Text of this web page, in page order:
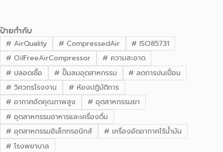
ป้ายกำกับ
# AirQuality # CompressedAir # ISO85731
# OilFreeAirCompressor # ความสะอาด
# ปลอดเชื้อ # ปั๊มลมอุตสาหกรรม # ลดการปนเปื้อน
# วิศวกรโรงงาน # ห้องปฏิบัติการ
# อากาศอัดคุณภาพสูง # อุตสาหกรรมยา
# อุตสาหกรรมอาหารและเครื่องดื่ม
# อุตสาหกรรมอิเล็กทรอนิกส์ # เครื่องอัดอากาศไร้น้ำมัน
# โรงพยาบาล